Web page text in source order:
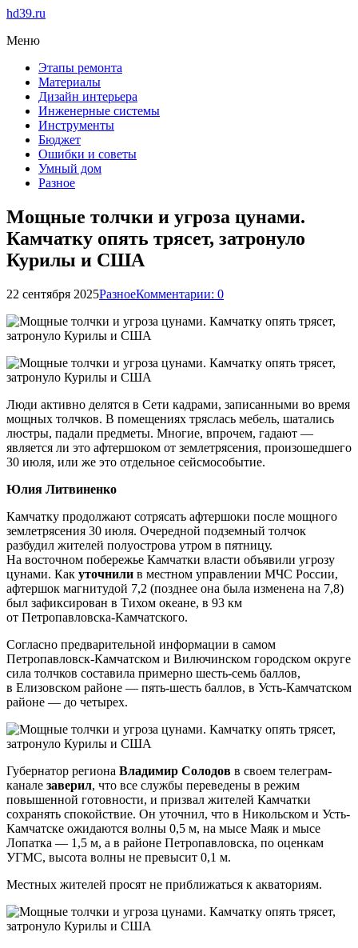
hd39.ru
Меню
Этапы ремонта
Материалы
Дизайн интерьера
Инженерные системы
Инструменты
Бюджет
Ошибки и советы
Умный дом
Разное
Мощные толчки и угроза цунами.
Камчатку опять трясет, затронуло
Курилы и США
22 сентября 2025РазноеКомментарии: 0
Люди активно делятся в Сети кадрами, записанными во время
мощных толчков. В помещениях тряслась мебель, шатались
люстры, падали предметы. Многие, впрочем, гадают —
является ли это афтершоком от землетрясения, произошедшего
30 июля, или же это отдельное сейсмособытие.
Юлия Литвиненко
Камчатку продолжают сотрясать афтершоки после мощного
землетрясения 30 июля. Очередной подземный толчок
разбудил жителей полуострова утром в пятницу.
На восточном побережье Камчатки власти объявили угрозу
цунами. Как уточнили в местном управлении МЧС России,
афтершок магнитудой 7,2 (позднее она была изменена на 7,8)
был зафиксирован в Тихом океане, в 93 км
от Петропавловска-Камчатского.
Согласно предварительной информации в самом
Петропавловск-Камчатском и Вилючинском городском округе
сила толчков составила примерно шесть-семь баллов,
в Елизовском районе — пять-шесть баллов, в Усть-Камчатском
районе — до четырех.
Губернатор региона Владимир Солодов в своем телеграм-
канале заверил, что все службы переведены в режим
повышенной готовности, и призвал жителей Камчатки
сохранять спокойствие. Он уточнил, что в Никольском и Усть-
Камчатске ожидаются волны 0,5 м, на мысе Маяк и мысе
Лопатка — 1,5 м, а в районе Петропавловска, по оценкам
УГМС, высота волны не превысит 0,1 м.
Местных жителей просят не приближаться к акваториям.